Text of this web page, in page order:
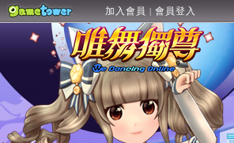
加入會員 | 會員登入